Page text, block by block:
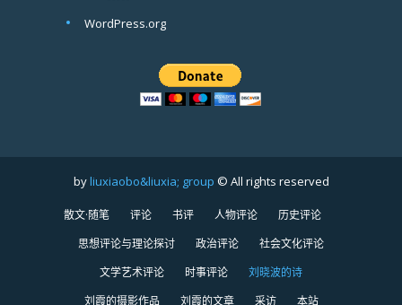
WordPress.org
byliuxiaobo&liuxia; group © All rights reserved
散文·随笔 评论 书评 人物评论
历史评论
思想评论与理论探讨
政治评论
社会文化评论
文学艺术评论
时事评论
刘晓波的诗
刘霞的摄影作品
刘霞的文章 采访 本站